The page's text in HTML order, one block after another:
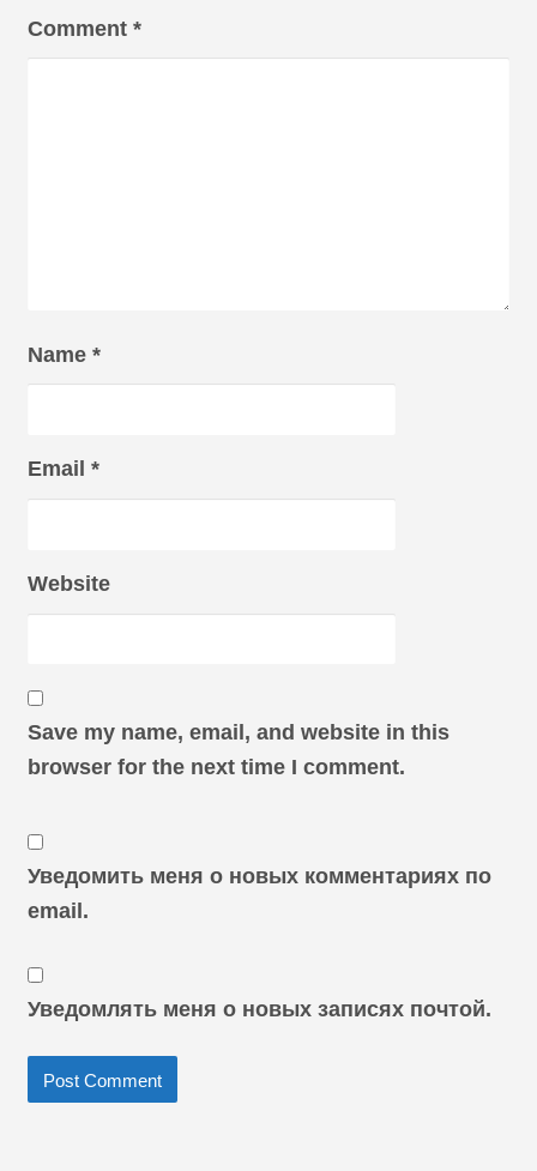
Comment *
Name *
Email *
Website
Save my name, email, and website in this
browser for the next time I comment.
Уведомить меня о новых комментариях по
email.
Уведомлять меня о новых записях почтой.